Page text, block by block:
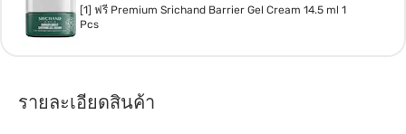
[1] ฟรี Premium Srichand Barrier Gel Cream 14.5 ml 1
Pcs
รายละเอียดสินค้า